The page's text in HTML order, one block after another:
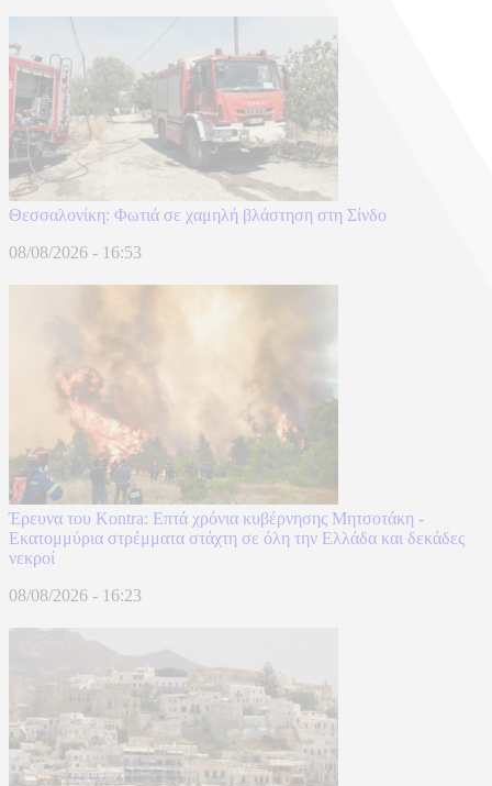
Θεσσαλονίκη: Φωτιά σε χαμηλή βλάστηση στη Σίνδο
08/08/2026 - 16:53
Έρευνα του Kontra: Επτά χρόνια κυβέρνησης Μητσοτάκη -
Εκατομμύρια στρέμματα στάχτη σε όλη την Ελλάδα και δεκάδες
νεκροί
08/08/2026 - 16:23